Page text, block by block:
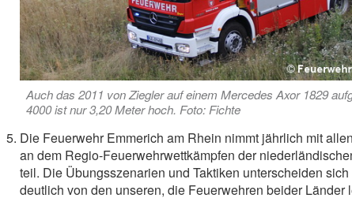
Auch das 2011 von Ziegler auf einem Mercedes Axor 1829
4000 ist nur 3,20 Meter hoch. Foto: Fichte
Die Feuerwehr Emmerich am Rhein nimmt jährlich mit
an dem Regio-Feuerwehrwettkämpfen der
teil. Die Übungsszenarien und Taktiken unterscheiden
deutlich von den unseren, die Feuerwehren beider Länder